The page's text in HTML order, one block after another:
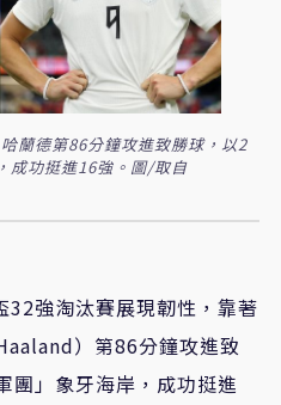
蘭德第86分鐘攻進致勝球，以2
成功挺進16強。圖/取自
32強淘汰賽展現韌性，靠著
）第86分鐘攻進致
團」象牙海岸，成功挺進